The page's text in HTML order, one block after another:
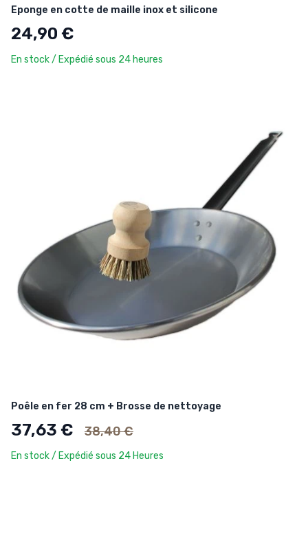
Eponge en cotte de maille inox et silicone
24,90 €
En stock / Expédié sous 24 heures
Poêle en fer 28 cm + Brosse de nettoyage
37,63 € Ancien prix
38,40 €
En stock / Expédié sous 24 Heures